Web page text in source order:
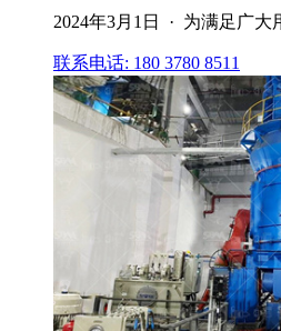
2024年3月1日 · 为满足广
联系电话: 180 3780 8511